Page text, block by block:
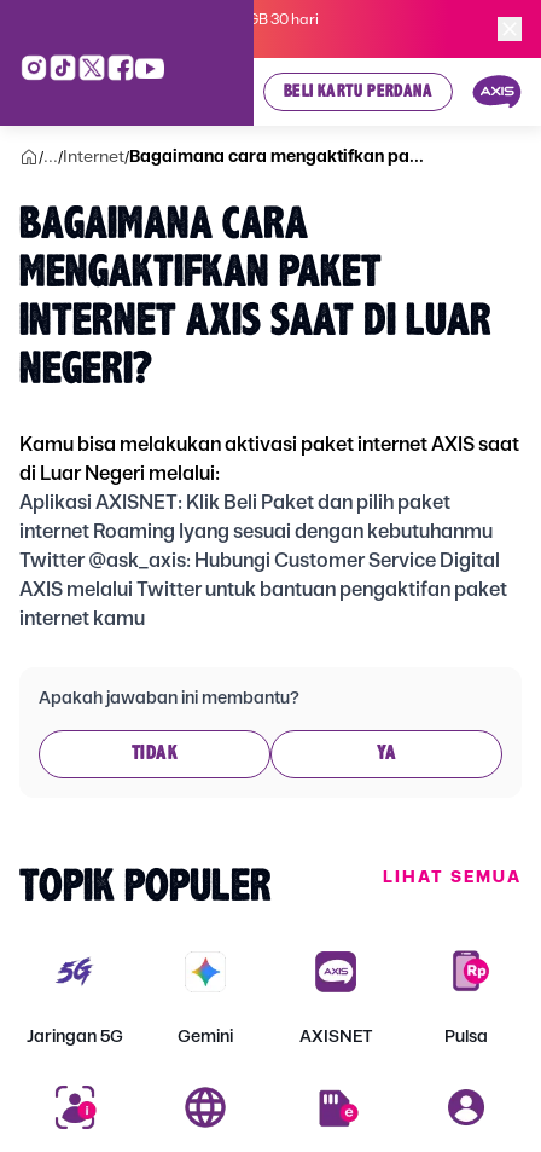
Kartu Perdana AXIS Suka-Suka 3GB 30 hari
BELI KARTU PERDANA
/.../ Internet/ Bagaimana cara mengaktifkan pa...
BAGAIMANA CARA
MENGAKTIFKAN PAKET
INTERNET AXIS SAAT DI LUAR
NEGERI?
Kamu bisa melakukan aktivasi paket internet AXIS saat
di Luar Negeri melalui:
Aplikasi AXISNET: Klik Beli Paket dan pilih paket
internet Roaming Iyang sesuai dengan kebutuhanmu
Twitter @ask_axis: Hubungi Customer Service Digital
AXIS melalui Twitter untuk bantuan pengaktifan paket
internet kamu
Apakah jawaban ini membantu?
TIDAK YA
TOPIK POPULER LIHAT SEMUA
Jaringan 5G Gemini AXISNET Pulsa